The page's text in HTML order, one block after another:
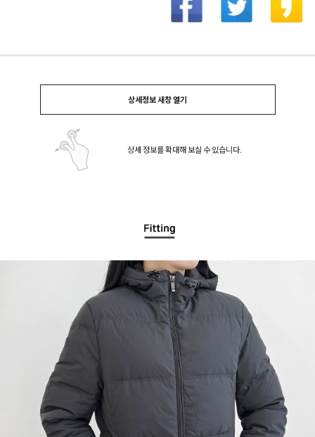
상세정보 새창 열기
상세 정보를 확대해 보실 수 있습니다.